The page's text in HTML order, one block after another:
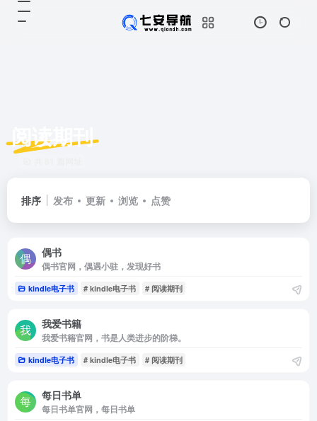
阅读期刊
排序 发布 更新 浏览 点赞
偶书
偶书官网，偶遇小驻，发现好书
kindle电子书 # kindle电子书 # 阅读期刊
我爱书籍
我爱书籍官网，书是人类进步的阶梯。
kindle电子书 # kindle电子书 # 阅读期刊
每日书单
每日书单官网，每日书单